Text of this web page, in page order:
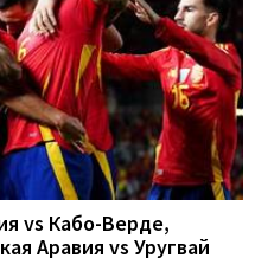
vs Кабо-Верде,
Аравия vs Уругвай